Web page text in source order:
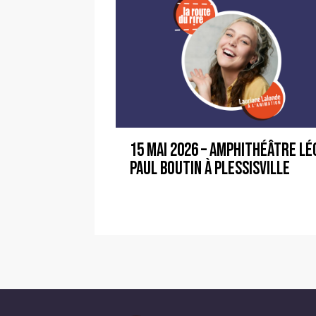
15 mai 2026 – Amphithéâtre
Paul Boutin à Plessisville